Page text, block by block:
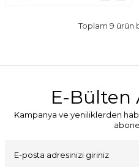
Toplam 9 ürün
E-Bülten
Kampanya ve yeniliklerden